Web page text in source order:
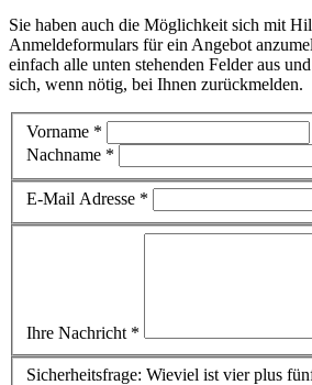
Sie haben auch die Möglichkeit sich mit
Anmeldeformulars für ein Angebot
einfach alle unten stehenden Felder aus
sich, wenn nötig, bei Ihnen zurückmelden.
Vorname *
Nachname *
E-Mail Adresse *
Ihre Nachricht *
Sicherheitsfrage: Wieviel ist vier plus